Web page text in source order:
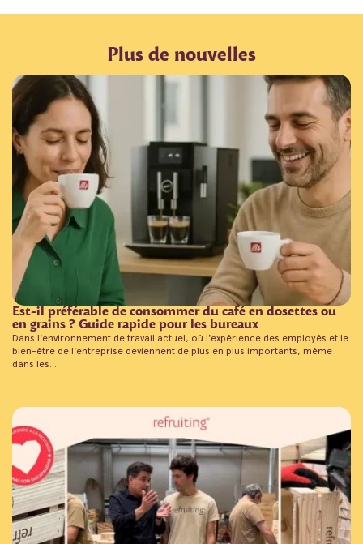
Plus de nouvelles
Est-il préférable de consommer du café en dosettes ou
en grains ? Guide rapide pour les bureaux
Dans l'environnement de travail actuel, où l'expérience des employés et le
bien-être de l'entreprise deviennent de plus en plus importants, même
dans les...